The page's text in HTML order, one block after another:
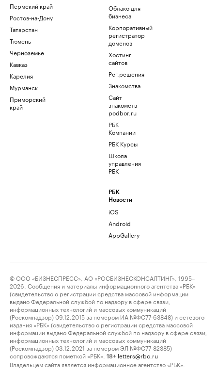
Пермский край
Ростов-на-Дону
Татарстан
Тюмень
Черноземье
Кавказ
Карелия
Мурманск
Приморский
край
Облако для
бизнеса
Корпоративный
регистратор
доменов
Хостинг
сайтов
Рег.решения
Знакомства
Сайт
знакомств
podbor.ru
РБК
Компании
РБК Курсы
Школа
управления
РБК
РБК
Новости
iOS
Android
AppGallery
© ООО «БИЗНЕСПРЕСС», АО «РОСБИЗНЕСКОНСАЛТИНГ», 1995–
2026. Сообщения и материалы информационного агентства «РБК»
(свидетельство о регистрации средства массовой информации
выдано Федеральной службой по надзору в сфере связи,
информационных технологий и массовых коммуникаций
(Роскомнадзор) 09.12.2015 за номером ИА №ФС77-63848) и сетевого
издания «РБК» (свидетельство о регистрации средства массовой
информации выдано Федеральной службой по надзору в сфере связи,
информационных технологий и массовых коммуникаций
(Роскомнадзор) 03.12.2021 за номером ЭЛ №ФС77-82385)
сопровождаются пометкой «РБК».
18+ letters@rbc.ru
Владельцем сайта является информационное агентство «РБК».